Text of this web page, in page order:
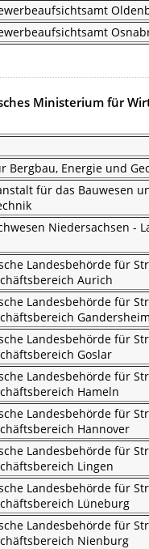
Ministerium für
Bergbau, Energie und
für das Bauwesen
Niedersachsen -
Landesbehörde für
Aurich
Landesbehörde für
Gandersheim
Landesbehörde für
Goslar
Landesbehörde für
Hameln
Landesbehörde für
Hannover
Landesbehörde für
Lingen
Landesbehörde für
Lüneburg
Landesbehörde für
Nienburg